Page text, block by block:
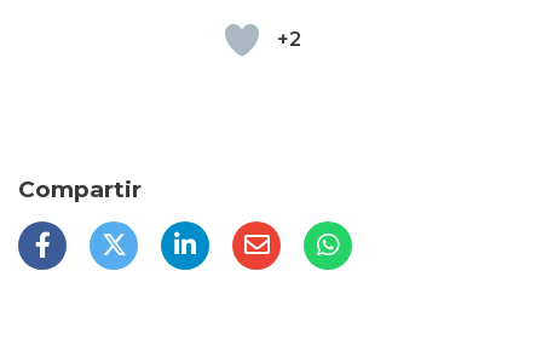
+2